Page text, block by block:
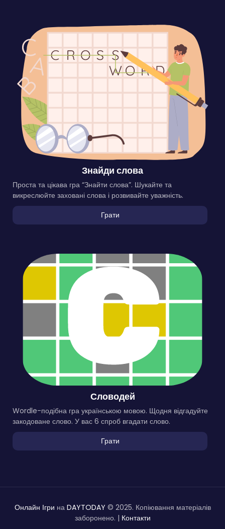
Знайди слова
Проста та цікава гра “Знайти слова”. Шукайте та
викреслюйте заховані слова і розвивайте уважність.
Грати
Словодей
Wordle-подібна гра українською мовою. Щодня відгадуйте
закодоване слово. У вас 6 спроб вгадати слово.
Грати
Онлайн Ігри на DAYTODAY © 2025. Копіювання матеріалів
заборонено. | Контакти